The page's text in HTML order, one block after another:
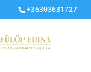
+36303631727